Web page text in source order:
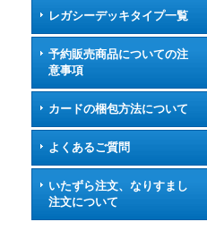
レガシーデッキタイプ一覧
予約販売商品についての注
意事項
カードの梱包方法について
よくあるご質問
いたずら注文、なりすまし
注文について